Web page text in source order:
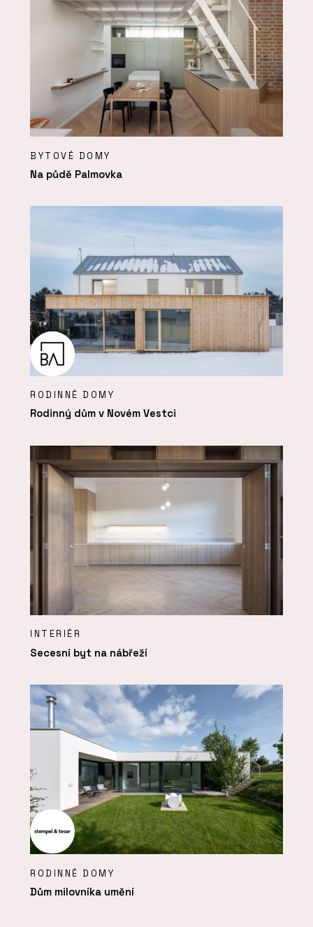
BYTOVÉ DOMY
Na půdě Palmovka
RODINNÉ DOMY
Rodinný dům v Novém Vestci
INTERIÉR
Secesní byt na nábřeží
RODINNÉ DOMY
Dům milovníka umění